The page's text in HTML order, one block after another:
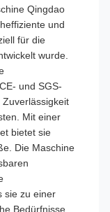
Qingdao
und
für die
wurde.
und SGS-
Mit einer
bietet sie
Die Maschine
sie zu einer
Bedürfnisse